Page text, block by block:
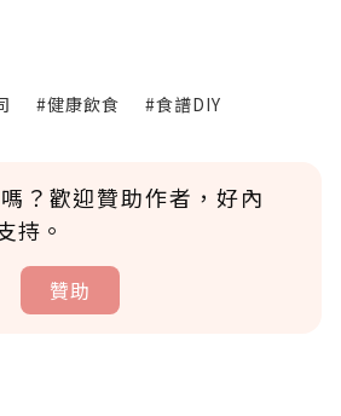
#健康飲食 #食譜DIY
？歡迎贊助作者，好內
持。
贊助